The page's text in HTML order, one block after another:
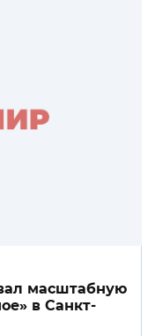
масштабную
в Санкт-